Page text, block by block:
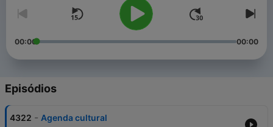
00:00 00:00
Episódios
4322 - Agenda cultural